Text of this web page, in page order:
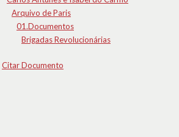
Arquivo de Paris
01.Documentos
Brigadas Revolucionárias
Citar Documento